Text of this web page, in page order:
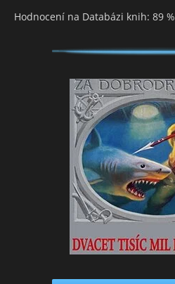
Hodnocení na Databázi knih: 89 %